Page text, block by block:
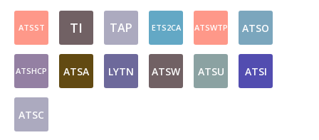
ATSST TI TAP ETS2CA ATSWTP ATSO
ATSHCP ATSA LYTN ATSW ATSU ATSI
ATSC